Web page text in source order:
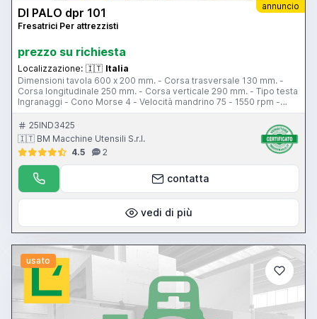
annuncio
DI PALO dpr 101
Fresatrici Per attrezzisti
prezzo su richiesta
Localizzazione: 🇮🇹 Italia
Dimensioni tavola 600 x 200 mm. - Corsa trasversale 130 mm. -
Corsa longitudinale 250 mm. - Corsa verticale 290 mm. - Tipo testa
Ingranaggi - Cono Morse 4 - Velocità mandrino 75 - 1550 rpm -
Velocità avanzamenti 10 - 500 mm/min - Accessori : Testa stozzare
- Testa sensitiva - Armadio con attrezzatura
25IND3425
🇮🇹 BM Macchine Utensili S.r.l.
4.5
2
contatta
vedi di più
usato